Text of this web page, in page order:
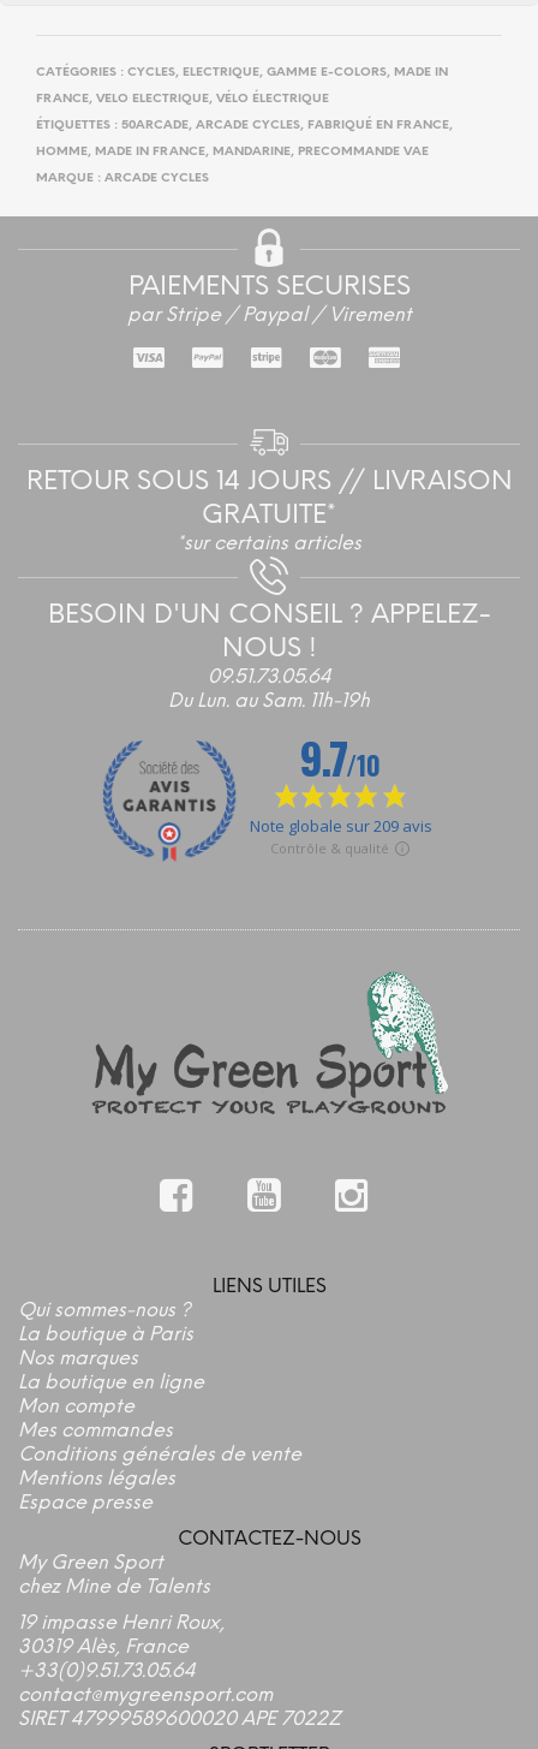
CATÉGORIES : CYCLES, ELECTRIQUE, GAMME E-COLORS, MADE IN
FRANCE, VELO ELECTRIQUE, VÉLO ÉLECTRIQUE
ÉTIQUETTES : 50ARCADE, ARCADE CYCLES, FABRIQUÉ EN FRANCE,
HOMME, MADE IN FRANCE, MANDARINE, PRECOMMANDE VAE
MARQUE : ARCADE CYCLES
PAIEMENTS SECURISES
par Stripe / Paypal / Virement
RETOUR SOUS 14 JOURS // LIVRAISON
GRATUITE*
*sur certains articles
BESOIN D'UN CONSEIL ? APPELEZ-
NOUS !
09.51.73.05.64
Du Lun. au Sam. 11h-19h
LIENS UTILES
Qui sommes-nous ?
La boutique à Paris
Nos marques
La boutique en ligne
Mon compte
Mes commandes
Conditions générales de vente
Mentions légales
Espace presse
CONTACTEZ-NOUS
My Green Sport
chez Mine de Talents
19 impasse Henri Roux,
30319 Alès, France
+33(0)9.51.73.05.64
contact@mygreensport.com
SIRET 47999589600020 APE 7022Z